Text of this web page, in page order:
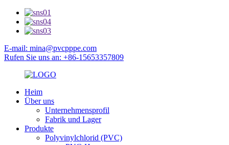
E-mail: mina@pvcpppe.com
Rufen Sie uns an: +86-15653357809
Heim
Über uns
Unternehmensprofil
Fabrik und Lager
Produkte
Polyvinylchlorid (PVC)